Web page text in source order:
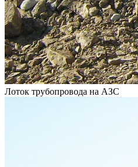
Лоток трубопровода на АЗС